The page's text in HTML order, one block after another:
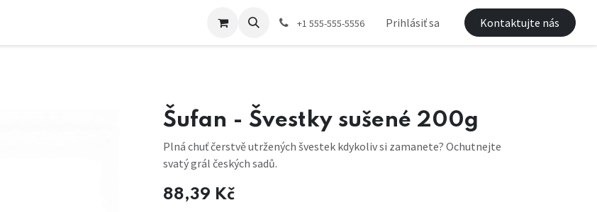
+1 555-555-5556 Prihlásiť sa Kontaktujte nás
Šufan - Švestky sušené 200g
Plná chuť čerstvě utržených švestek kdykoliv si zamanete? Ochutnejte
svatý grál českých sadů.
88,39 Kč